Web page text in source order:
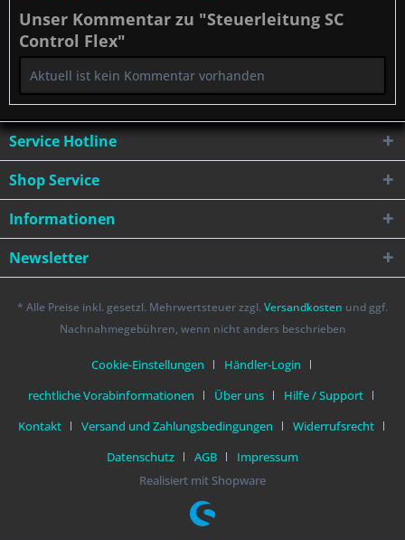
Unser Kommentar zu "Steuerleitung SC
Control Flex"
Aktuell ist kein Kommentar vorhanden
Service Hotline
Shop Service
Informationen
Newsletter
* Alle Preise inkl. gesetzl. Mehrwertsteuer zzgl. Versandkosten und ggf.
Nachnahmegebühren, wenn nicht anders beschrieben
Cookie-Einstellungen
Händler-Login
rechtliche Vorabinformationen
Über uns
Hilfe / Support
Kontakt
Versand und Zahlungsbedingungen
Widerrufsrecht
Datenschutz
AGB
Impressum
Realisiert mit Shopware